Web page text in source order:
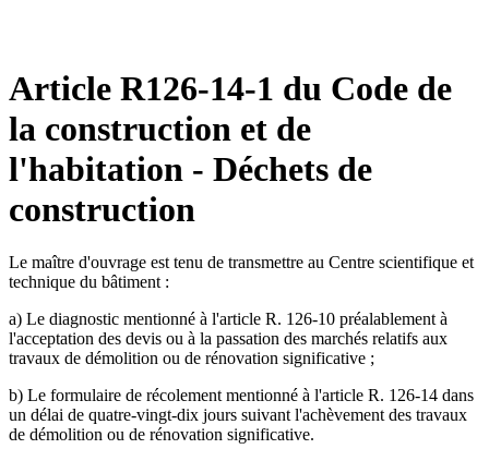
Article R126-14-1 du Code de
la construction et de
l'habitation - Déchets de
construction
Le maître d'ouvrage est tenu de transmettre au Centre scientifique et
technique du bâtiment :
a) Le diagnostic mentionné à l'article R. 126-10 préalablement à
l'acceptation des devis ou à la passation des marchés relatifs aux
travaux de démolition ou de rénovation significative ;
b) Le formulaire de récolement mentionné à l'article R. 126-14 dans
un délai de quatre-vingt-dix jours suivant l'achèvement des travaux
de démolition ou de rénovation significative.